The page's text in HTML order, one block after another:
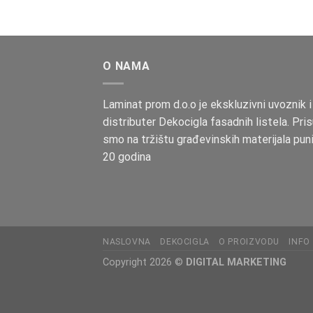
O NAMA
Laminat prom d.o.o je ekskluzivni uvoznik i
distributer Dekocigla fasadnih listela.
smo na tržištu građevinskih materijala
20 godina
NASLOVNA DEKOCIGLA O PROIZVODU INFO
Copyright 2026 © DIGITAL MARKETING